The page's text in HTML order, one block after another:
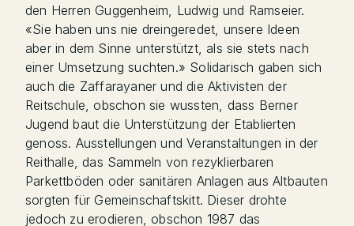
den Herren Guggenheim, Ludwig und Ramseier.
«Sie haben uns nie dreingeredet, unsere Ideen
aber in dem Sinne unterstützt, als sie stets nach
einer Umsetzung suchten.» Solidarisch gaben sich
auch die Zaffarayaner und die Aktivisten der
Reitschule, obschon sie wussten, dass Berner
Jugend baut die Unterstützung der Etablierten
genoss. Ausstellungen und Veranstaltungen in der
Reithalle, das Sammeln von rezyklierbaren
Parkettböden oder sanitären Anlagen aus Altbauten
sorgten für Gemeinschaftskitt. Dieser drohte
jedoch zu erodieren, obschon 1987 das